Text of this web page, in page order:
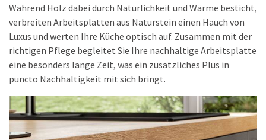
Während Holz dabei durch Natürlichkeit und Wärme besticht,
verbreiten Arbeitsplatten aus Naturstein einen Hauch von
Luxus und werten Ihre Küche optisch auf. Zusammen mit der
richtigen Pflege begleitet Sie Ihre nachhaltige Arbeitsplatte
eine besonders lange Zeit, was ein zusätzliches Plus in
puncto Nachhaltigkeit mit sich bringt.